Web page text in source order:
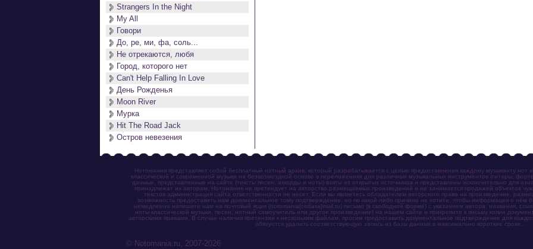
Strangers In the Night
My All
Говори
До, ре, ми, фа, соль...
Не отрекаются, любя
Город, которого нет
Can't Help Falling In Love
День Рожденья
Moon River
Мурка
Hit The Road Jack
Остров невезения
Нотомания представляет собой бесплатный нотный архив, который разрабатывается с целью предоставления каждому музыканту нот
классической и современной музыки на безвозмездной основе в переложениях для различных музыкальных инструментов (гитары,
данные, представленные на сайте (тексты песен, аккорды и ноты) взяты из открытых источников и представлены исключительно для
принадлежат их авторам. Нотомания не претендует на авторство размещаемых произведений и не занимается продажей объектов
текстов администрация сайта ответственности не несет. Если вы являетесь обладателем авторского права на произведение,
возможность предоставить нам документальное тому подтверждение, но по какой-либо причине не хотите, чтобы информация о нём
немедленно напишите нам на почтовый ящик (notomania[собака]mail.ru) письмо (в свободной форме) с указанием автора, названия,
ноты классической музыки, песен, нотный самоучитель или другое произведение) на нашем сайте и прикрепите к письму копии
авторскими правами. В случае наличия претензии к нескольким файлам, просим предоставить документальное подтверждение для
обязуется удалить соответствующую запись из базы данных в максимально короткие сроки.
© Notomania.ru, 2007-2026